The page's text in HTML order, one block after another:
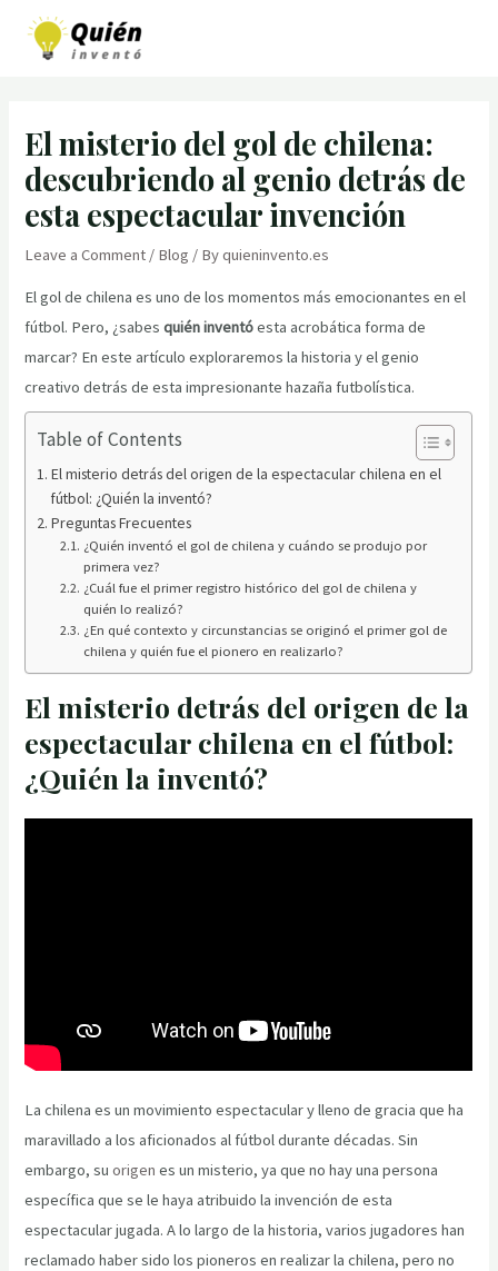
El misterio del gol de chilena:
descubriendo al genio detrás de
esta espectacular invención
Leave a Comment / Blog / Byquieninvento.es
El gol de chilena es uno de los momentos más emocionantes en el
fútbol. Pero, ¿sabesquién inventóesta acrobática forma de
marcar? En este artículo exploraremos la historia y el genio
creativo detrás de esta impresionante hazaña futbolística.
Table of Contents
El misterio detrás del origen de la espectacular chilena en el
fútbol: ¿Quién la inventó?
Preguntas Frecuentes
¿Quién inventó el gol de chilena y cuándo se produjo por
primera vez?
¿Cuál fue el primer registro histórico del gol de chilena y
quién lo realizó?
¿En qué contexto y circunstancias se originó el primer gol de
chilena y quién fue el pionero en realizarlo?
El misterio detrás del origen de la
espectacular chilena en el fútbol:
¿Quién la inventó?
La chilena es un movimiento espectacular y lleno de gracia que ha
maravillado a los aficionados al fútbol durante décadas. Sin
embargo, suorigen es un misterio, ya que no hay una persona
específica que se le haya atribuido la invención de esta
espectacular jugada. A lo largo de la historia, varios jugadores han
reclamado haber sido los pioneros en realizar la chilena, pero no